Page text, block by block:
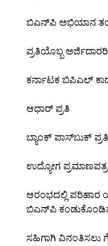
ಬಿಎನ್‌ಪಿ ಅಭಿಯಾನ
ಪ್ರತಿಯೊಬ್ಬ
ಕರ್ನಾಟಕ ಬಿಪಿಎಲ್
ಆಧಾರ್ ಪ್ರತಿ
ಬ್ಯಾಂಕ್ ಪಾಸ್‌ಬುಕ್ ಪ್ರತಿ
ಉದ್ಯೋಗ ಪ್ರಮಾಣಪತ್ರ
ಆರಂಭದಲ್ಲಿ ಪರಿಹಾರ
ಬಿಎನ್‌ಪಿ
ಸಹಿಗಾಗಿ ವಿನಂತಿಸಲು